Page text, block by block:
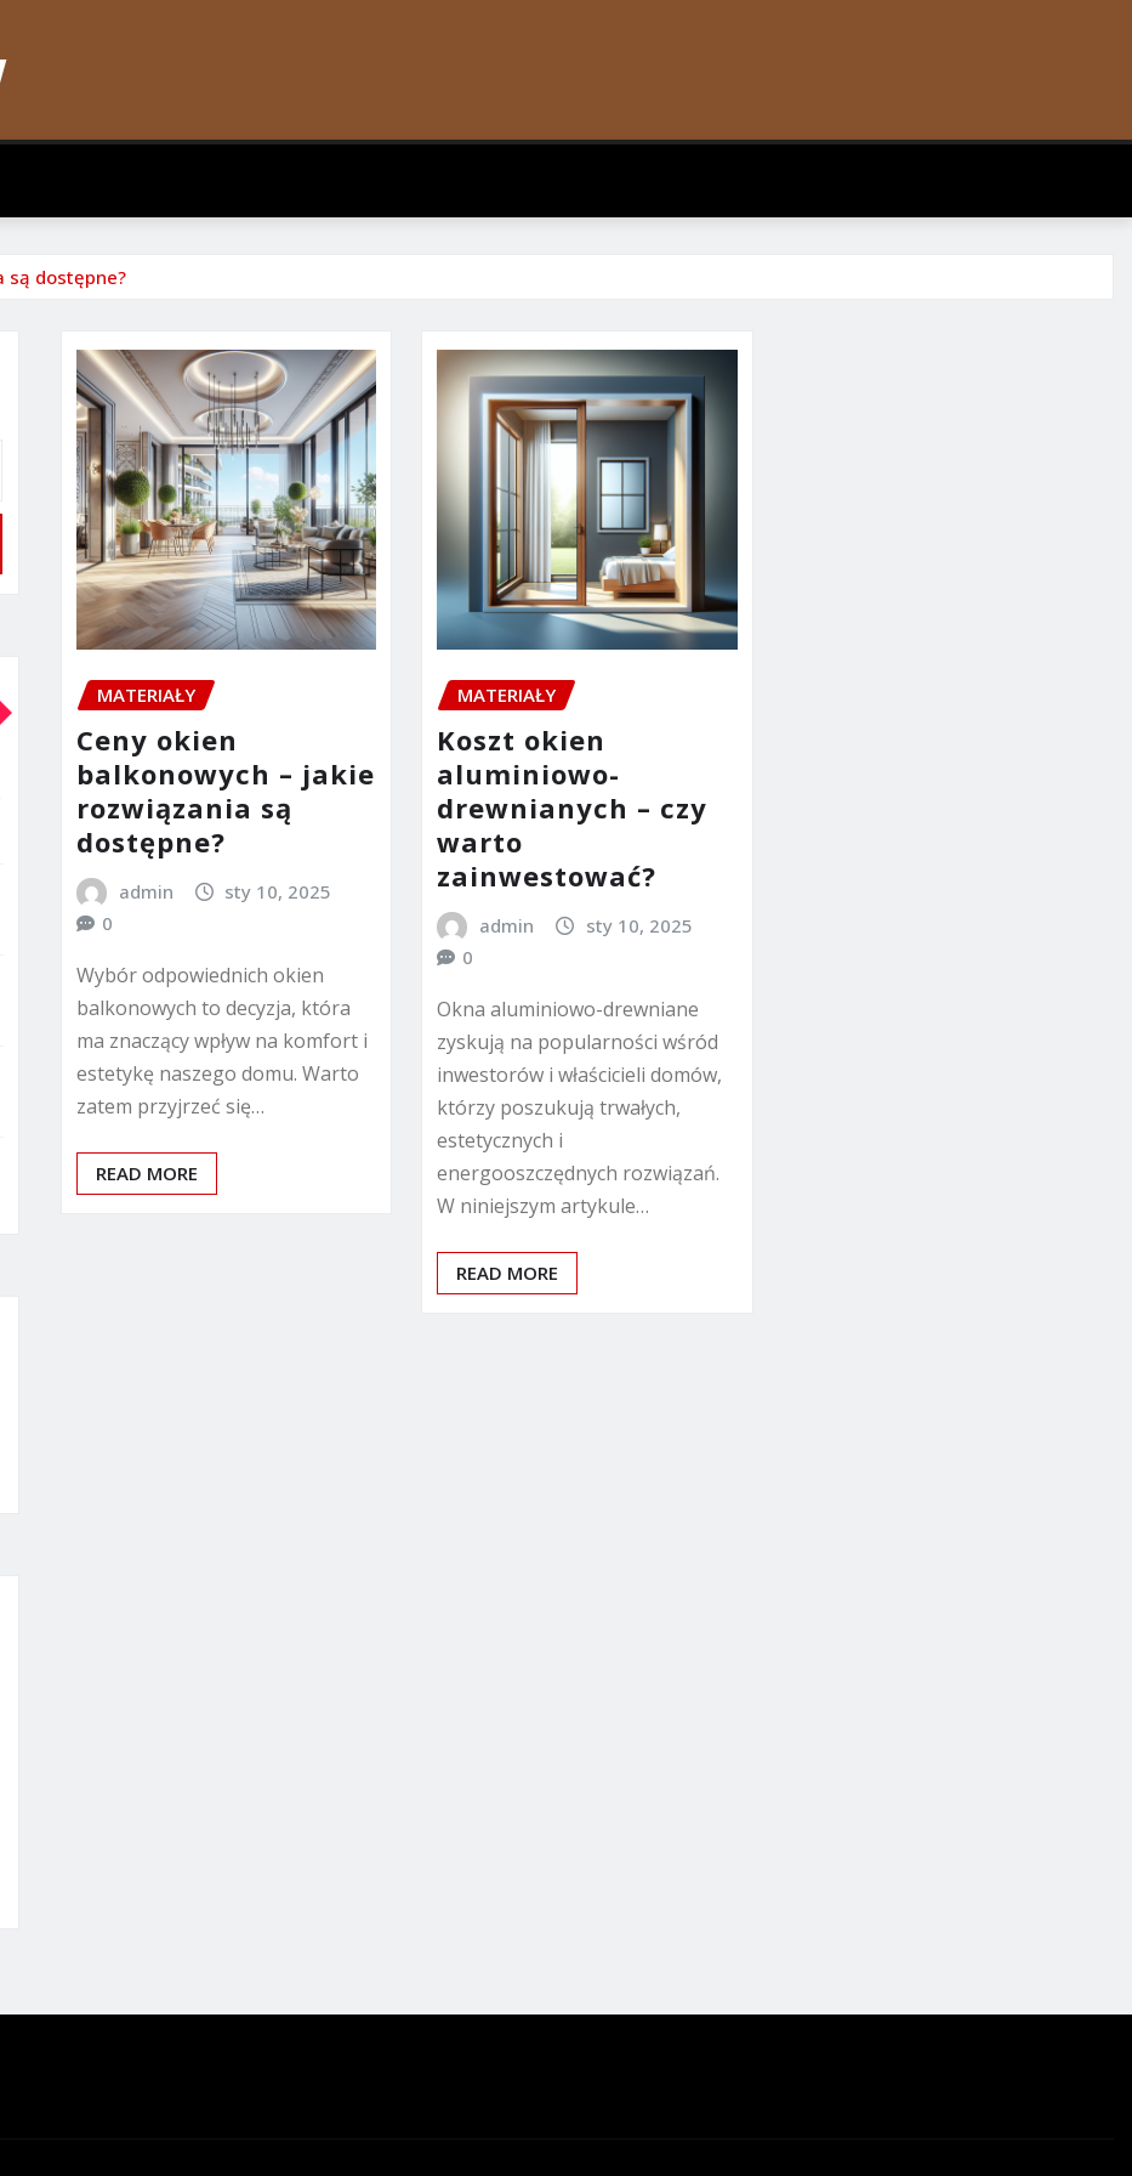
są dostępne?
MATERIAŁY
Ceny okien
balkonowych – jakie
rozwiązania są
dostępne?
admin
sty 10, 2025
0
Wybór odpowiednich okien
balkonowych to decyzja, która
ma znaczący wpływ na komfort i
estetykę naszego domu. Warto
zatem przyjrzeć się…
READ MORE
MATERIAŁY
Koszt okien
aluminiowo-
drewnianych – czy
warto
zainwestować?
admin
sty 10, 2025
0
Okna aluminiowo-drewniane
zyskują na popularności wśród
inwestorów i właścicieli domów,
którzy poszukują trwałych,
estetycznych i
energooszczędnych rozwiązań.
W niniejszym artykule…
READ MORE